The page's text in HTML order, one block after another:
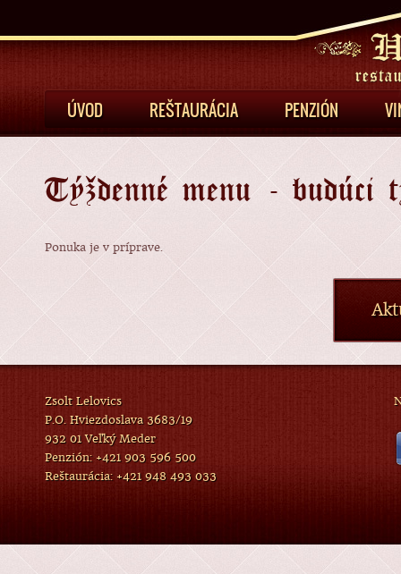
ÚVOD REŠTAURÁCIA PENZIÓN
Týždenné menu - budúci
Ponuka je v príprave.
Zsolt Lelovics
P.O. Hviezdoslava 3683/19
932 01 Veľký Meder
Penzión: +421 903 596 500
Reštaurácia: +421 948 493 033